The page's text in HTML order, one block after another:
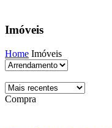
Imóveis
Home Imóveis
Compra